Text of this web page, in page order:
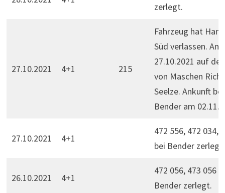
zerlegt.
27.10.2021 4+1 215
Fahrzeug hat
Süd verlassen. Am
27.10.2021 auf
von Maschen
Seelze. Ankunft bei
Bender am
27.10.2021 4+1
472 556, 472 034,
bei Bender zerlegt.
26.10.2021 4+1
472 056, 473 056
Bender zerlegt.